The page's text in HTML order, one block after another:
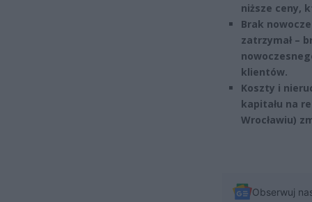
niższe ceny,
Brak
zatrzymał –
klientów.
Koszty i
kapitału na
Wrocławiu)
Obserwuj